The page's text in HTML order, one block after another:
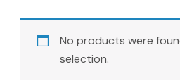
No products were
selection.